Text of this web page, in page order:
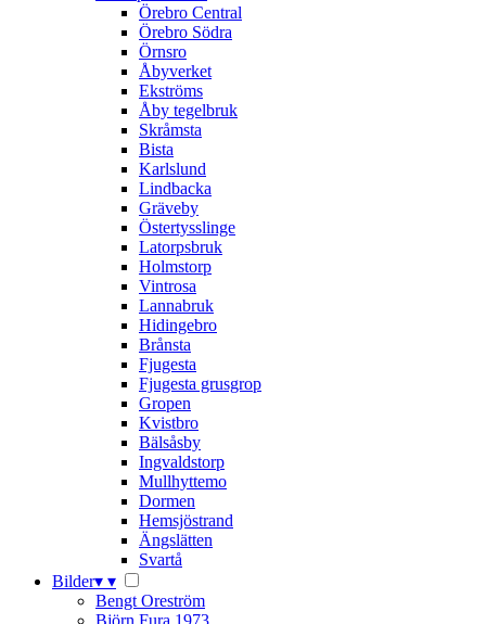
Örebro Central
Örebro Södra
Örnsro
Åbyverket
Ekströms
Åby tegelbruk
Skråmsta
Bista
Karlslund
Lindbacka
Gräveby
Östertysslinge
Latorpsbruk
Holmstorp
Vintrosa
Lannabruk
Hidingebro
Brånsta
Fjugesta
Fjugesta grusgrop
Gropen
Kvistbro
Bälsåsby
Ingvaldstorp
Mullhyttemo
Dormen
Hemsjöstrand
Ängslätten
Svartå
Bilder▾ ▾
Bengt Oreström
Björn Fura 1973